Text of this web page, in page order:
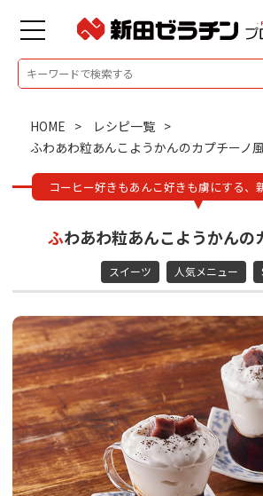
HOME
レシピ一覧
ふわあわ粒あんこようかんのカプチーノ
コーヒー好きもあんこ好きも虜にする、
ふわあわ粒あんこようかん
スイーツ 人気メニュー